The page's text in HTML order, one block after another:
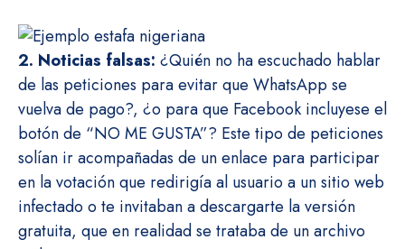
2. Noticias falsas: ¿Quién no ha escuchado hablar
de las peticiones para evitar que WhatsApp se
vuelva de pago?, ¿o para que Facebook incluyese el
botón de “NO ME GUSTA”? Este tipo de peticiones
solían ir acompañadas de un enlace para participar
en la votación que redirigía al usuario a un sitio web
infectado o te invitaban a descargarte la versión
gratuita, que en realidad se trataba de un archivo